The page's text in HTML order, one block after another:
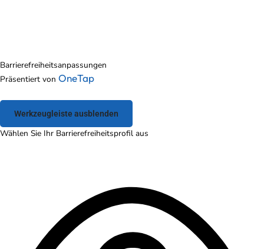
Barrierefreiheitsanpassungen
Präsentiert von OneTap
Werkzeugleiste ausblenden
Wählen Sie Ihr Barrierefreiheitsprofil aus